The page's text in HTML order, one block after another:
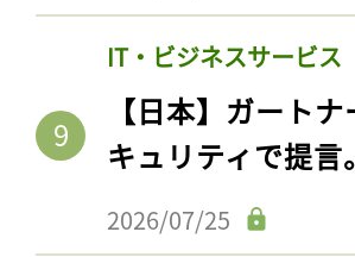
IT・ビジネスサービス
【日本】ガート
キュリティで提
2026/07/25